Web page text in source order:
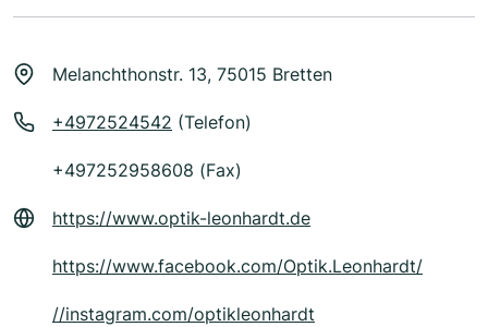
Melanchthonstr. 13, 75015 Bretten
+4972524542 (Telefon)
+497252958608 (Fax)
https://www.optik-leonhardt.de
https://www.facebook.com/Optik.Leonhardt/
//instagram.com/optikleonhardt